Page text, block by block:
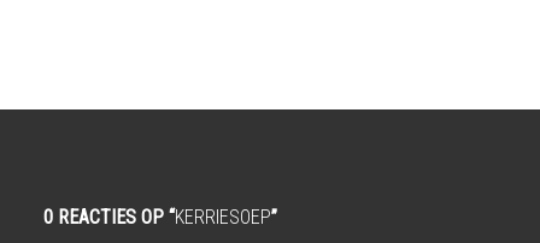
0 REACTIES OP “KERRIESOEP”